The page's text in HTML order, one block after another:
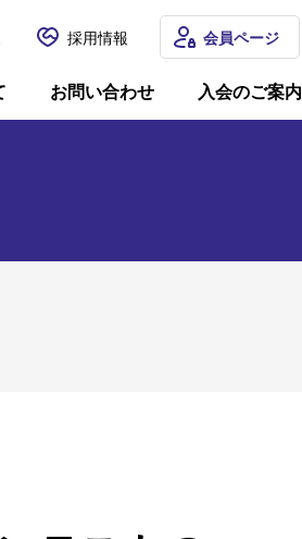
採用情報
お問い合わせ 入会のご案内
会員ページ